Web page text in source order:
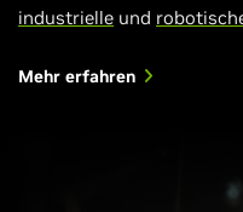
industrielle und
Mehr erfahren